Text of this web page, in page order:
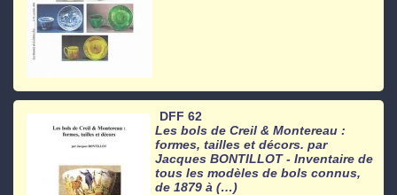
DFF 62
Les bols de Creil & Montereau :
formes, tailles et décors. par
Jacques BONTILLOT - Inventaire de
tous les modèles de bols connus,
de 1879 à (…)